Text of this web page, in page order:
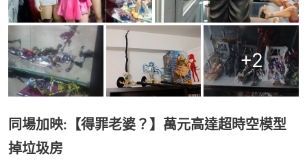
+2
同場加映:【得罪老婆？】萬元高達超時空模型
掉垃圾房